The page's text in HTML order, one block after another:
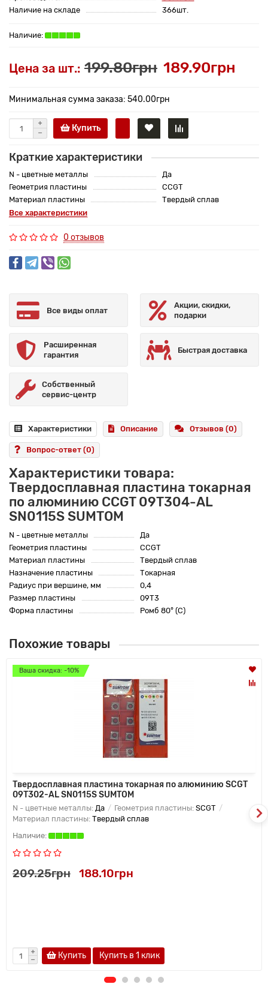
Наличие на складе
366шт.
Цена за шт.: 199.80грн 189.90грн
Минимальная сумма заказа: 540.00грн
Купить
Краткие характеристики
N - цветные металлы
Да
Геометрия пластины
CCGT
Материал пластины
Твердый сплав
Все характеристики
0 отзывов
Все виды оплат
Акции, скидки,
подарки
Расширенная
гарантия
Быстрая доставка
Собственный
сервис-центр
Характеристики Описание Отзывов (0)
Вопрос-ответ (0)
Характеристики товара:
Твердосплавная пластина токарная
по алюминию CCGT 09T304-AL
SN0115S SUMTOM
N - цветные металлы
Да
Геометрия пластины
CCGT
Материал пластины
Твердый сплав
Назначение пластины
Токарная
Радиус при вершине, мм
0,4
Размер пластины
09T3
Форма пластины
Ромб 80° (C)
Похожие товары
Ваша скидка: -10%
Твердосплавная пластина токарная по алюминию SCGT
09T302-AL SN0115S SUMTOM
N - цветные металлы: Да Геометрия пластины: SCGT
Материал пластины: Твердый сплав
209.25грн 188.10грн
Купить Купить в 1 клик